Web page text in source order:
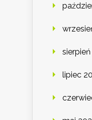
sierpień
lipiec